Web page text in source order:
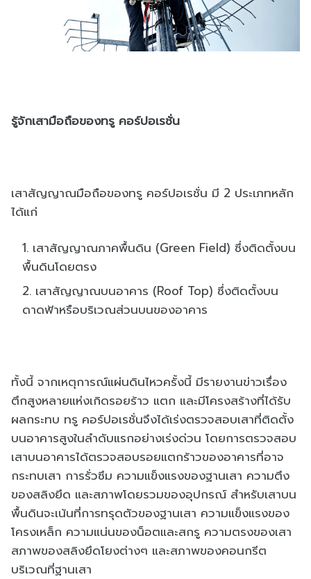
รู้จักเสามือถือของทรู คอร์ปอเรชั่น
เสาสัญญาณมือถือของทรู คอร์ปอเรชั่น มี 2 ประเภทหลัก
ได้แก่
เสาสัญญาณภาคพื้นดิน (Green Field) ซึ่งติดตั้งบน
พื้นดินโดยตรง
เสาสัญญาณบนอาคาร (Roof Top) ซึ่งติดตั้งบน
ดาดฟ้าหรือบริเวณส่วนบนของอาคาร
ทั้งนี้ จากเหตุการณ์แผ่นดินไหวครั้งนี้ มีรายงานข่าวเรื่อง
ตึกสูงหลายแห่งเกิดรอยร้าว แตก และมีโครงสร้างที่ได้รับ
ผลกระทบ ทรู คอร์ปอเรชั่นจึงได้เร่งตรวจสอบเสาที่ติดตั้ง
บนอาคารสูงในลำดับแรกอย่างเร่งด่วน โดยการตรวจสอบ
เสาบนอาคารได้ตรวจสอบรอยแตกร้าวของอาคารที่อาจ
กระทบเสา การรั่วซึม ความแข็งแรงของฐานเสา ความตึง
ของสลิงยึด และสภาพโดยรวมของอุปกรณ์ สำหรับเสาบน
พื้นดินจะเน้นที่การทรุดตัวของฐานเสา ความแข็งแรงของ
โครงเหล็ก ความแน่นของน็อตและสกรู ความตรงของเสา
สภาพของสลิงยึดโยงต่างๆ และสภาพของคอนกรีต
บริเวณที่ฐานเสา